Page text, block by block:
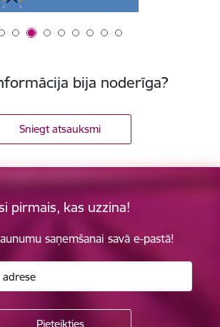
bija noderīga?
Sniegt atsauksmi
pirmais, kas uzzina!
saņemšanai savā e-pastā!